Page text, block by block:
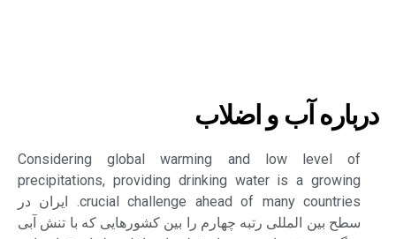
درباره آب و اضلاب
Considering global warming and low level of
precipitations, providing drinking water is a growing
crucial challenge ahead of many countries. ایران در
سطح بین المللی رتبه چهارم را بین کشورهایی که با تنش آبی